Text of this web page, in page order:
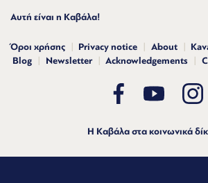
Αυτή είναι η Καβάλα!
Όροι χρήσης Privacy notice About
Blog
Newsletter Acknowledgements
Η Καβάλα στα κοινωνικά